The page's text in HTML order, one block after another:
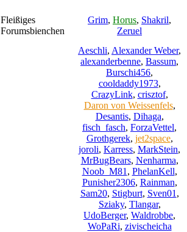
Fleißiges
Forumsbienchen
Grim, Horus, Shakril,
Zeruel
Aeschli, Alexander Weber,
alexanderbenne, Bassum,
Burschi456,
cooldaddy1973,
CrazyLink, crisztof,
Daron von Weissenfels,
Desantis, Dihaga,
fisch_fasch, ForzaVettel,
Grothgerek, jet2space,
joroli, Karress, MarkStein,
MrBugBears, Nenharma,
Noob_M81 , PhelanKell,
Punisher2306, Rainman,
Sam20, Stigburt, Sven01 ,
Sziaky, Tlangar,
UdoBerger, Waldrobbe,
WoPaRi, zivischeicha